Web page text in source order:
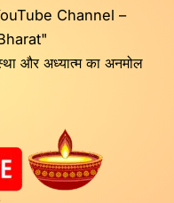
Channel –
और अध्यात्म का अनमोल